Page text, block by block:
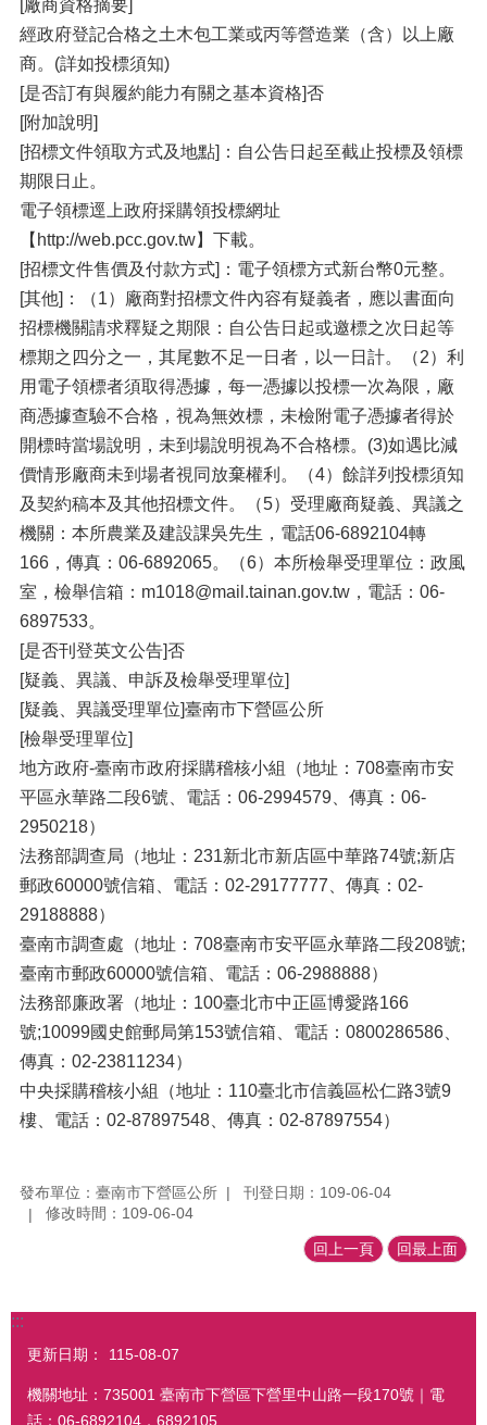
[廠商資格摘要]
經政府登記合格之土木包工業或丙等營造業（含）以上廠
商。(詳如投標須知)
[是否訂有與履約能力有關之基本資格]否
[附加說明]
[招標文件領取方式及地點]：自公告日起至截止投標及領標
期限日止。
電子領標逕上政府採購領投標網址
【http://web.pcc.gov.tw】下載。
[招標文件售價及付款方式]：電子領標方式新台幣0元整。
[其他]：（1）廠商對招標文件內容有疑義者，應以書面向
招標機關請求釋疑之期限：自公告日起或邀標之次日起等
標期之四分之一，其尾數不足一日者，以一日計。（2）利
用電子領標者須取得憑據，每一憑據以投標一次為限，廠
商憑據查驗不合格，視為無效標，未檢附電子憑據者得於
開標時當場說明，未到場說明視為不合格標。(3)如遇比減
價情形廠商未到場者視同放棄權利。（4）餘詳列投標須知
及契約稿本及其他招標文件。（5）受理廠商疑義、異議之
機關：本所農業及建設課吳先生，電話06-6892104轉
166，傳真：06-6892065。（6）本所檢舉受理單位：政風
室，檢舉信箱：m1018@mail.tainan.gov.tw，電話：06-
6897533。
[是否刊登英文公告]否
[疑義、異議、申訴及檢舉受理單位]
[疑義、異議受理單位]臺南市下營區公所
[檢舉受理單位]
地方政府-臺南市政府採購稽核小組（地址：708臺南市安
平區永華路二段6號、電話：06-2994579、傳真：06-
2950218）
法務部調查局（地址：231新北市新店區中華路74號;新店
郵政60000號信箱、電話：02-29177777、傳真：02-
29188888）
臺南市調查處（地址：708臺南市安平區永華路二段208號;
臺南市郵政60000號信箱、電話：06-2988888）
法務部廉政署（地址：100臺北市中正區博愛路166
號;10099國史館郵局第153號信箱、電話：0800286586、
傳真：02-23811234）
中央採購稽核小組（地址：110臺北市信義區松仁路3號9
樓、電話：02-87897548、傳真：02-87897554）
發布單位：臺南市下營區公所
刊登日期：109-06-04
修改時間：109-06-04
回上一頁 回最上面
:::
更新日期： 115-08-07
機關地址：735001 臺南市下營區下營里中山路一段170號｜電
話：06-6892104．6892105